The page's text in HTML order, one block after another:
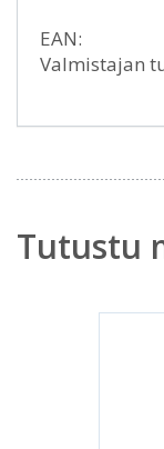
EAN:
Valmistajan
Tutustu